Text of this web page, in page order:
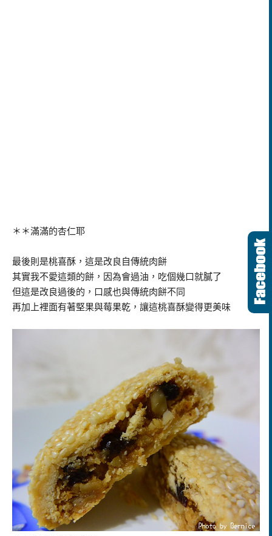
＊＊滿滿的杏仁耶
最後則是桃喜酥，這是改良自傳統肉餅
其實我不愛這類的餅，因為會過油，吃個幾口就膩了
但這是改良過後的，口感也與傳統肉餅不同
再加上裡面有著堅果與莓果乾，讓這桃喜酥變得更美味